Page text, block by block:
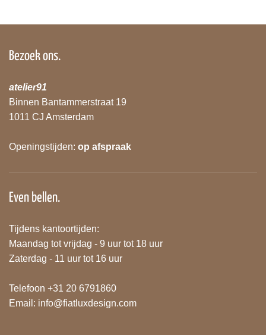
Bezoek ons.
atelier91
Binnen Bantammerstraat 19
1011 CJ Amsterdam
Openingstijden: op afspraak
Even bellen.
Tijdens kantoortijden:
Maandag tot vrijdag - 9 uur tot 18 uur
Zaterdag - 11 uur tot 16 uur
Telefoon +31 20 6791860
Email: info@fiatluxdesign.com